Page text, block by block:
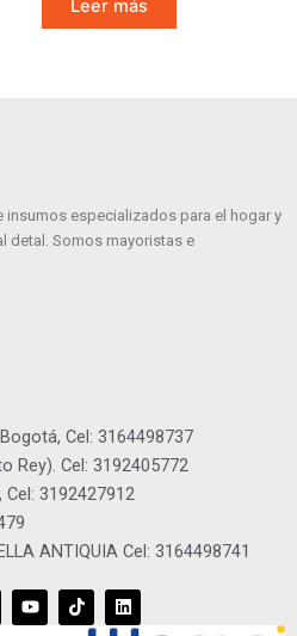
Leer más
insumos especializados para el hogar y
detal. Somos mayoristas e
Cel: 3164498737
Rey). Cel: 3192405772
3192427912
ANTIQUIA Cel: 3164498741
Y
o
T
i
L
i